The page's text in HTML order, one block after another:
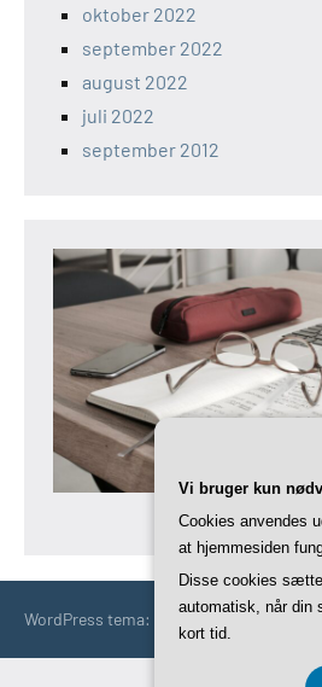
oktober 2022
september 2022
august 2022
juli 2022
september 2012
WordPress tema: Occasio by ThemeZee.
Vi bruger kun
Cookies anvendes
at hjemmesiden
Disse cookies
automatisk, når din
kort tid.